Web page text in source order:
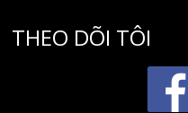
THEO DÕI TÔI